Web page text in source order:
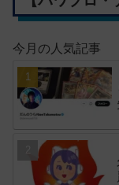
今月の人気記事